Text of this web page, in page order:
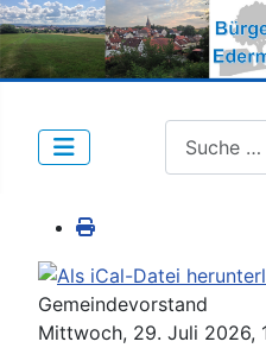
Gemeindevorstand
Mittwoch, 29. Juli 2026,